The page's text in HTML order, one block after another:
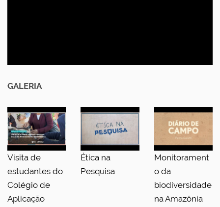
GALERIA
Visita de
estudantes do
Colégio de
Aplicação
Ética na
Pesquisa
Monitorament
o da
biodiversidade
na Amazônia